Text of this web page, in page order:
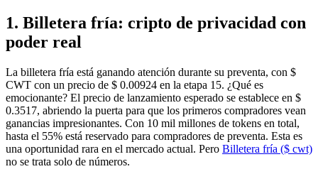
1. Billetera fría: cripto de privacidad con
poder real
La billetera fría está ganando atención durante su preventa, con $
CWT con un precio de $ 0.00924 en la etapa 15. ¿Qué es
emocionante? El precio de lanzamiento esperado se establece en $
0.3517, abriendo la puerta para que los primeros compradores vean
ganancias impresionantes. Con 10 mil millones de tokens en total,
hasta el 55% está reservado para compradores de preventa. Esta es
una oportunidad rara en el mercado actual. Pero Billetera fría ($ cwt)
no se trata solo de números.